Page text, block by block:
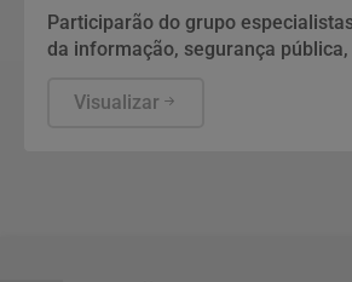
Participarão do grupo
da informação, segurança
não foram escolhidos pelo TSE.
Visualizar